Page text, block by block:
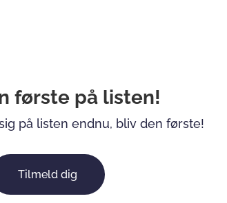
første på listen!
på listen endnu, bliv den første!
Tilmeld dig